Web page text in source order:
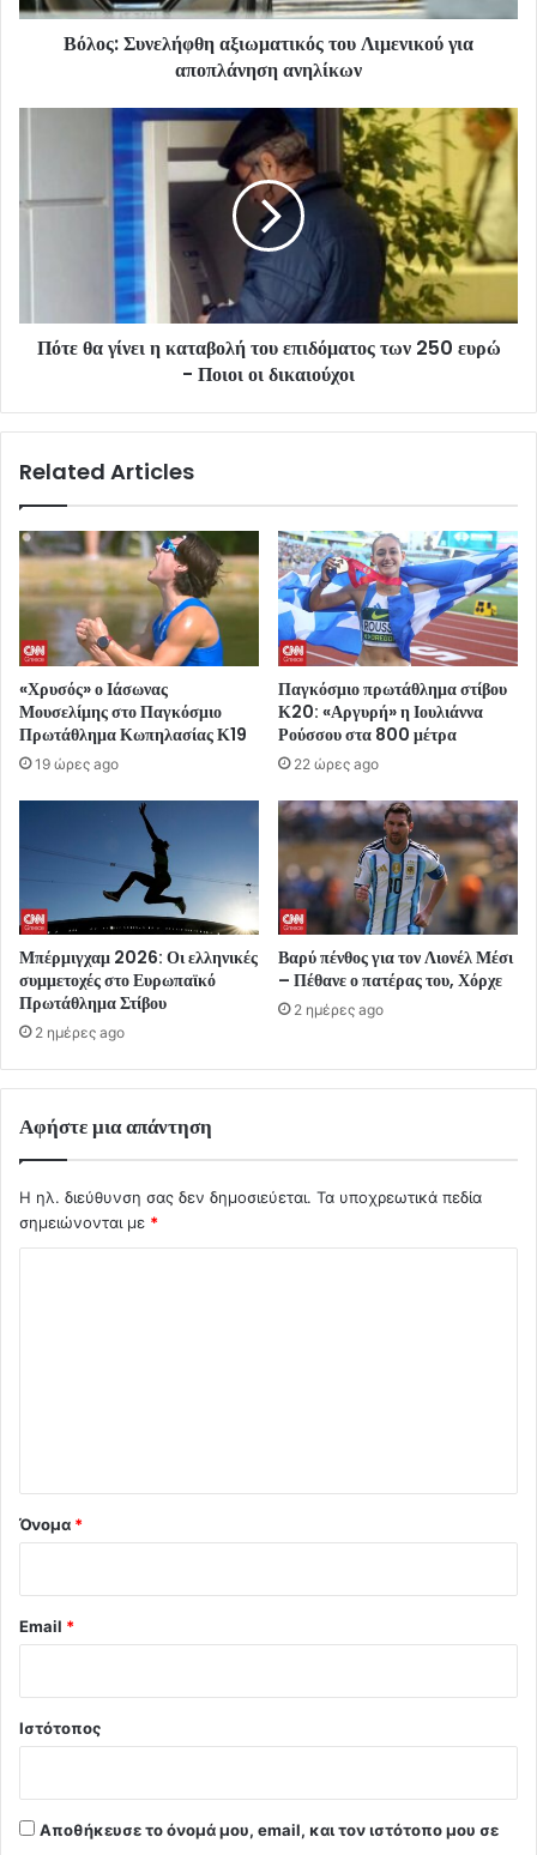
Βόλος: Συνελήφθη αξιωματικός του Λιμενικού για
αποπλάνηση ανηλίκων
Πότε θα γίνει η καταβολή του επιδόματος των 250 ευρώ
- Ποιοι οι δικαιούχοι
Related Articles
«Χρυσός» ο Ιάσωνας
Μουσελίμης στο Παγκόσμιο
Πρωτάθλημα Κωπηλασίας Κ19
19 ώρες ago
Παγκόσμιο πρωτάθλημα στίβου
Κ20: «Αργυρή» η Ιουλιάννα
Ρούσσου στα 800 μέτρα
22 ώρες ago
Μπέρμιγχαμ 2026: Οι ελληνικές
συμμετοχές στο Ευρωπαϊκό
Πρωτάθλημα Στίβου
2 ημέρες ago
Βαρύ πένθος για τον Λιονέλ Μέσι
– Πέθανε ο πατέρας του, Χόρχε
2 ημέρες ago
Αφήστε μια απάντηση
Η ηλ. διεύθυνση σας δεν δημοσιεύεται. Τα υποχρεωτικά πεδία
σημειώνονται με *
Όνομα *
Email *
Ιστότοπος
Αποθήκευσε το όνομά μου, email, και τον ιστότοπο μου σε